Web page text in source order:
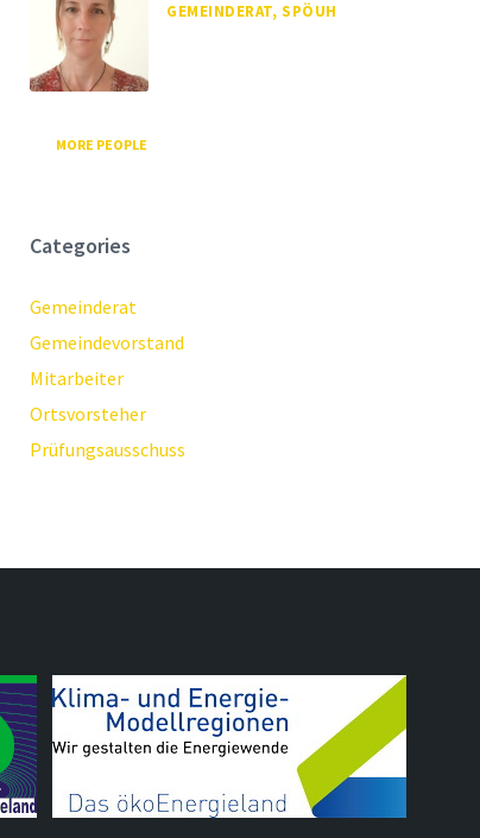
GEMEINDERAT, SPÖUH
MORE PEOPLE
Categories
Gemeinderat
Gemeindevorstand
Mitarbeiter
Ortsvorsteher
Prüfungsausschuss